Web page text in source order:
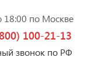
18:00 по Москве
100-21-13
звонок по РФ